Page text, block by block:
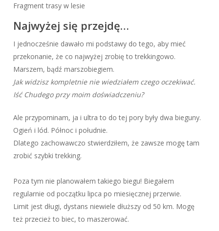
Fragment trasy w lesie
Najwyżej się przejdę…
I jednocześnie dawało mi podstawy do tego, aby mieć
przekonanie, że co najwyżej zrobię to trekkingowo.
Marszem, bądź marszobiegiem.
Jak widzisz kompletnie nie wiedziałem czego oczekiwać.
Iść Chudego przy moim doświadczeniu?
Ale przypominam, ja i ultra to do tej pory były dwa bieguny.
Ogień i lód. Północ i południe.
Dlatego zachowawczo stwierdziłem, że zawsze mogę tam
zrobić szybki trekking.
Poza tym nie planowałem takiego biegu! Biegałem
regularnie od początku lipca po miesięcznej przerwie.
Limit jest długi, dystans niewiele dłuższy od 50 km. Mogę
też przecież to biec, to maszerować.